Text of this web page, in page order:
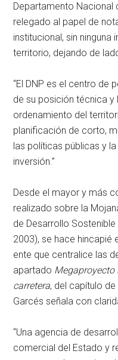
Departamento Nacional
relegado al papel de
institucional, sin ninguna
territorio, dejando de
“El DNP es el centro de
de su posición técnica y
ordenamiento del
planificación de corto,
las políticas públicas y
inversión.”
Desde el mayor y más
realizado sobre la
de Desarrollo Sostenible
2003), se hace hincapié
ente que centralice las
apartado Megaproyecto
carretera, del capítulo
Garcés señala con
“Una agencia de
comercial del Estado y